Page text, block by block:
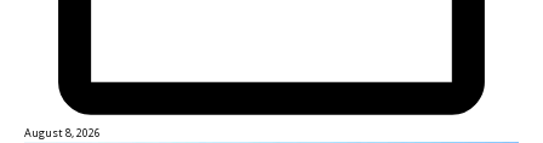
August 8, 2026